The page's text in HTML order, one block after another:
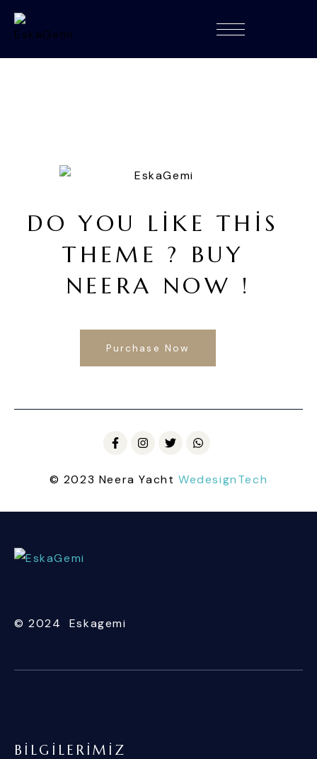
D O YOU L I K E TH I S
T H EM E ? BUY
N E E RA NOW !
Purchase Now
© 2023 Neera YachtWedesignTech
© 2024 Eskagemi
BILGILERIMIZ